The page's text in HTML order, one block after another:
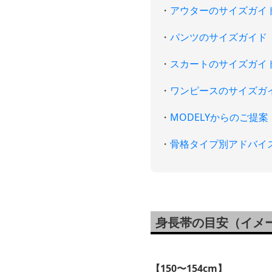
・ アウターのサイズガイ
・ パンツのサイズガイド
・ スカートのサイズガイ
・ ワンピースのサイズガ
・ MODELYからのご提案
・ 骨格タイプ別アドバイ
身長帯の目安（イメ
【150〜154cm】